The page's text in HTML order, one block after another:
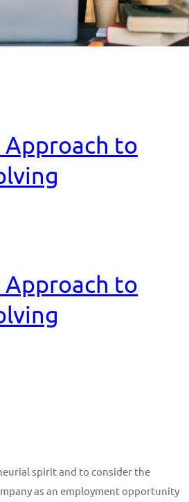
to
to
spirit and to consider the
as an employment opportunity